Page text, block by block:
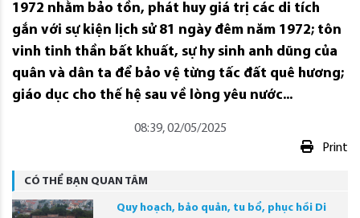
1972 nhằm bảo tồn, phát huy giá trị các di tích
gắn với sự kiện lịch sử 81 ngày đêm năm 1972; tôn
vinh tinh thần bất khuất, sự hy sinh anh dũng của
quân và dân ta để bảo vệ từng tấc đất quê hương;
giáo dục cho thế hệ sau về lòng yêu nước...
08:39, 02/05/2025
Print
CÓ THỂ BẠN QUAN TÂM
Quy hoạch, bảo quản, tu bổ, phục hồi Di